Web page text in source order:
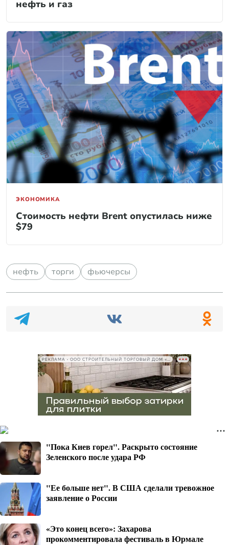
нефть и газ
ЭКОНОМИКА
Стоимость нефти Brent опустилась ниже
$79
нефть торги фьючерсы
"Пока Киев горел". Раскрыто состояние
Зеленского после удара РФ
"Ее больше нет". В США сделали тревожное
заявление о России
«Это конец всего»: Захарова
прокомментировала фестиваль в Юрмале